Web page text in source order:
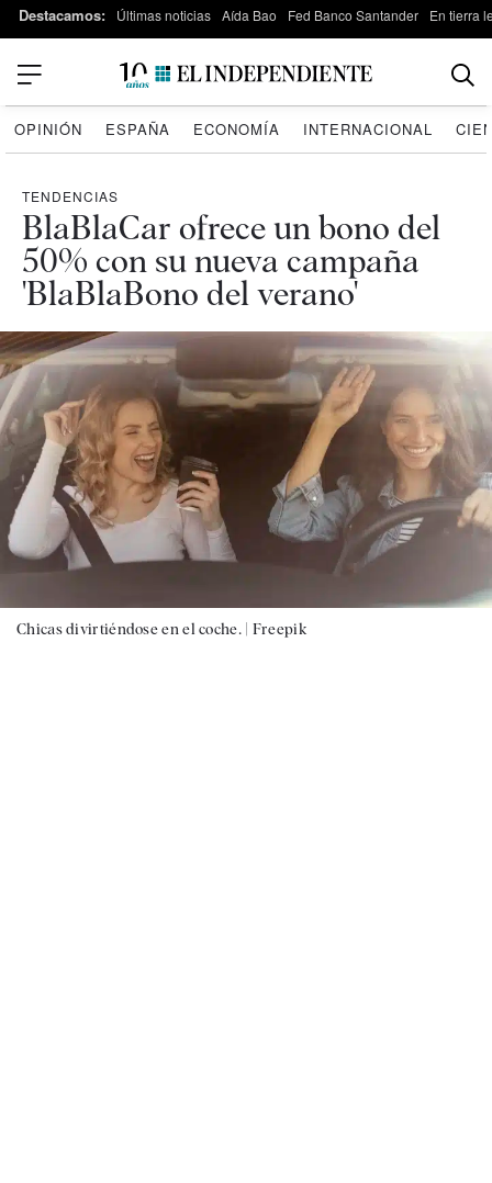
Destacamos: Últimas noticias Aída Bao Fed Banco Santander En tierra
OPINIÓN ESPAÑA ECONOMÍA INTERNACIONAL
TENDENCIAS
BlaBlaCar ofrece un bono del
50% con su nueva campaña
'BlaBlaBono del verano'
Chicas divirtiéndose en el coche. | Freepik